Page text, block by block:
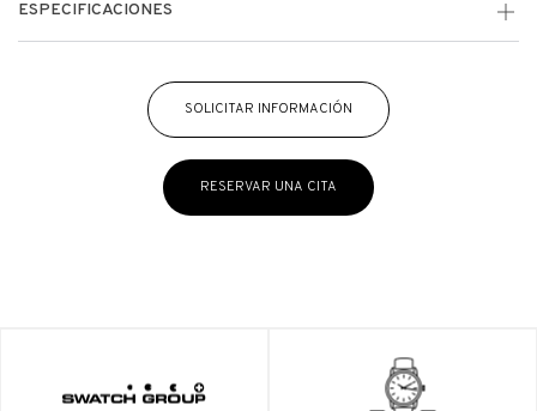
ESPECIFICACIONES
SOLICITAR INFORMACIÓN
RESERVAR UNA CITA